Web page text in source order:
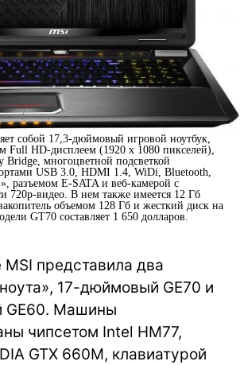
собой 17,3-дюймовый игровой ноутбук,
Full HD-дисплеем (1920 х 1080 пикселей),
Bridge, многоцветной подсветкой
USB 3.0, HDMI 1.4, WiDi, Bluetooth,
разъемом E-SATA и веб-камерой с
720p-видео. В нем также имеется 12 Гб
объемом 128 Гб и жесткий диск на
GT70 составляет 1 650 долларов.
представила два
17-дюймовый GE70 и
GE60. Машины
чипсетом Intel HM77,
GTX 660M, клавиатурой